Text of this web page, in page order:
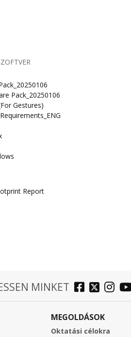
Pack_20250106
Gestures)
Report
MINKET
MEGOLDÁSOK
Oktatási célokra